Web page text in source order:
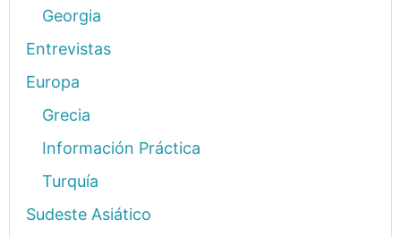
Georgia
Entrevistas
Europa
Grecia
Información Práctica
Turquía
Sudeste Asiático